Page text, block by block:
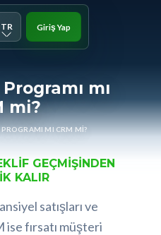
TR Giriş Yap
mı
mi?
MI CRM MI?
GEÇMIŞINDEN
KALIR
satışları ve
ise fırsatı müşteri